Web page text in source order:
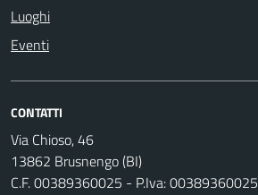
Luoghi
Eventi
CONTATTI
Via Chioso, 46
13862 Brusnengo (BI)
C.F. 00389360025 - P.Iva: 00389360025